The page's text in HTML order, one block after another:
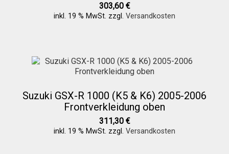
303,60 €
inkl. 19 % MwSt. zzgl. Versandkosten
Suzuki GSX-R 1000 (K5 & K6) 2005-2006
Frontverkleidung oben
311,30 €
inkl. 19 % MwSt. zzgl. Versandkosten